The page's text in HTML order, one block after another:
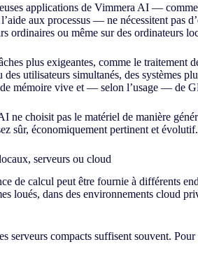
applications de Vimmera AI— comme
aux processus — ne nécessitent pas
ordinaires ou même sur des ordinateurs
plus exigeantes, comme le traitement
des utilisateurs simultanés, des systèmes
mémoire vive et — selon l’usage — de
ne choisit pas le matériel de manière
sûr, économiquement pertinent et évolutif.
serveurs ou cloud
de calcul peut être fournie à différents
loués, dans des environnements cloud
compacts suffisent souvent.